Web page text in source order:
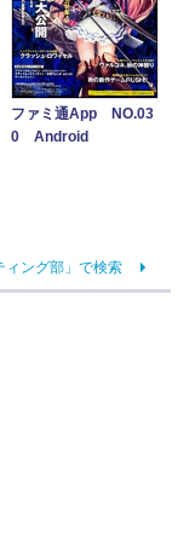
ファミ通App NO.03
0 Android
ィング部」で検索